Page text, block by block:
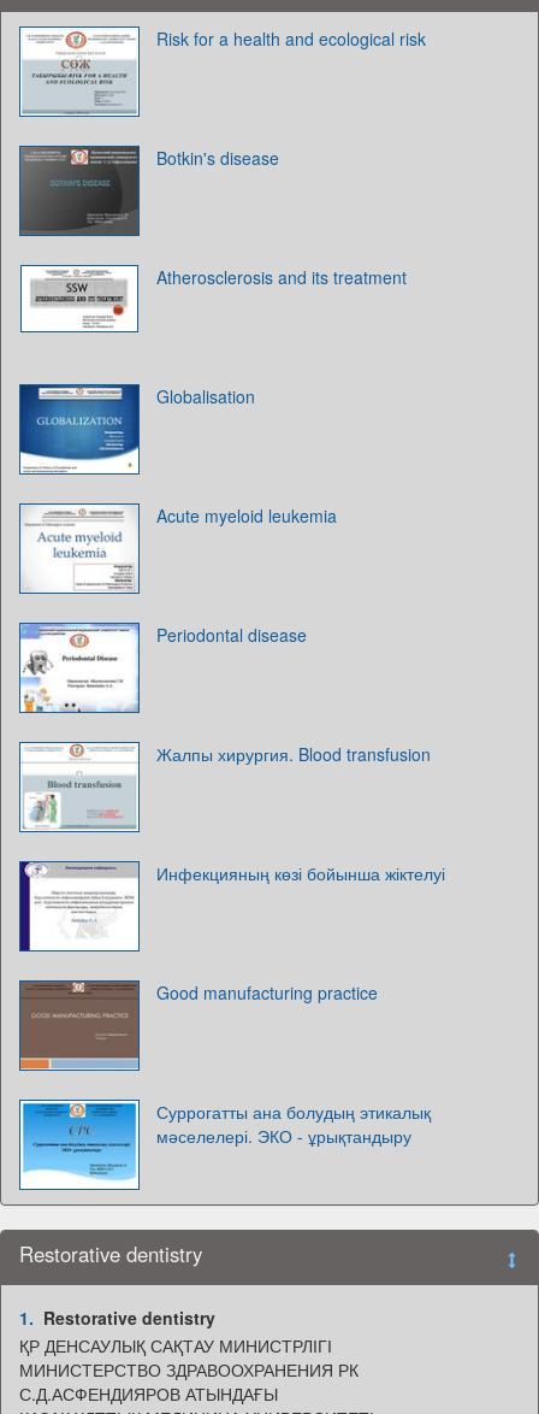
Risk for a health and ecological risk
Botkin's disease
Atherosclerosis and its treatment
Globalisation
Acute myeloid leukemia
Periodontal disease
Жалпы хирургия. Blood transfusion
Инфекцияның көзі бойынша жіктелуі
Good manufacturing practice
Суррогатты ана болудың этикалық
мәселелері. ЭКО - ұрықтандыру
Restorative dentistry
1. Restorative dentistry
ҚР ДЕНСАУЛЫҚ САҚТАУ МИНИСТРЛІГІ
МИНИСТЕРСТВО ЗДРАВООХРАНЕНИЯ РК
С.Д.АСФЕНДИЯРОВ АТЫНДАҒЫ